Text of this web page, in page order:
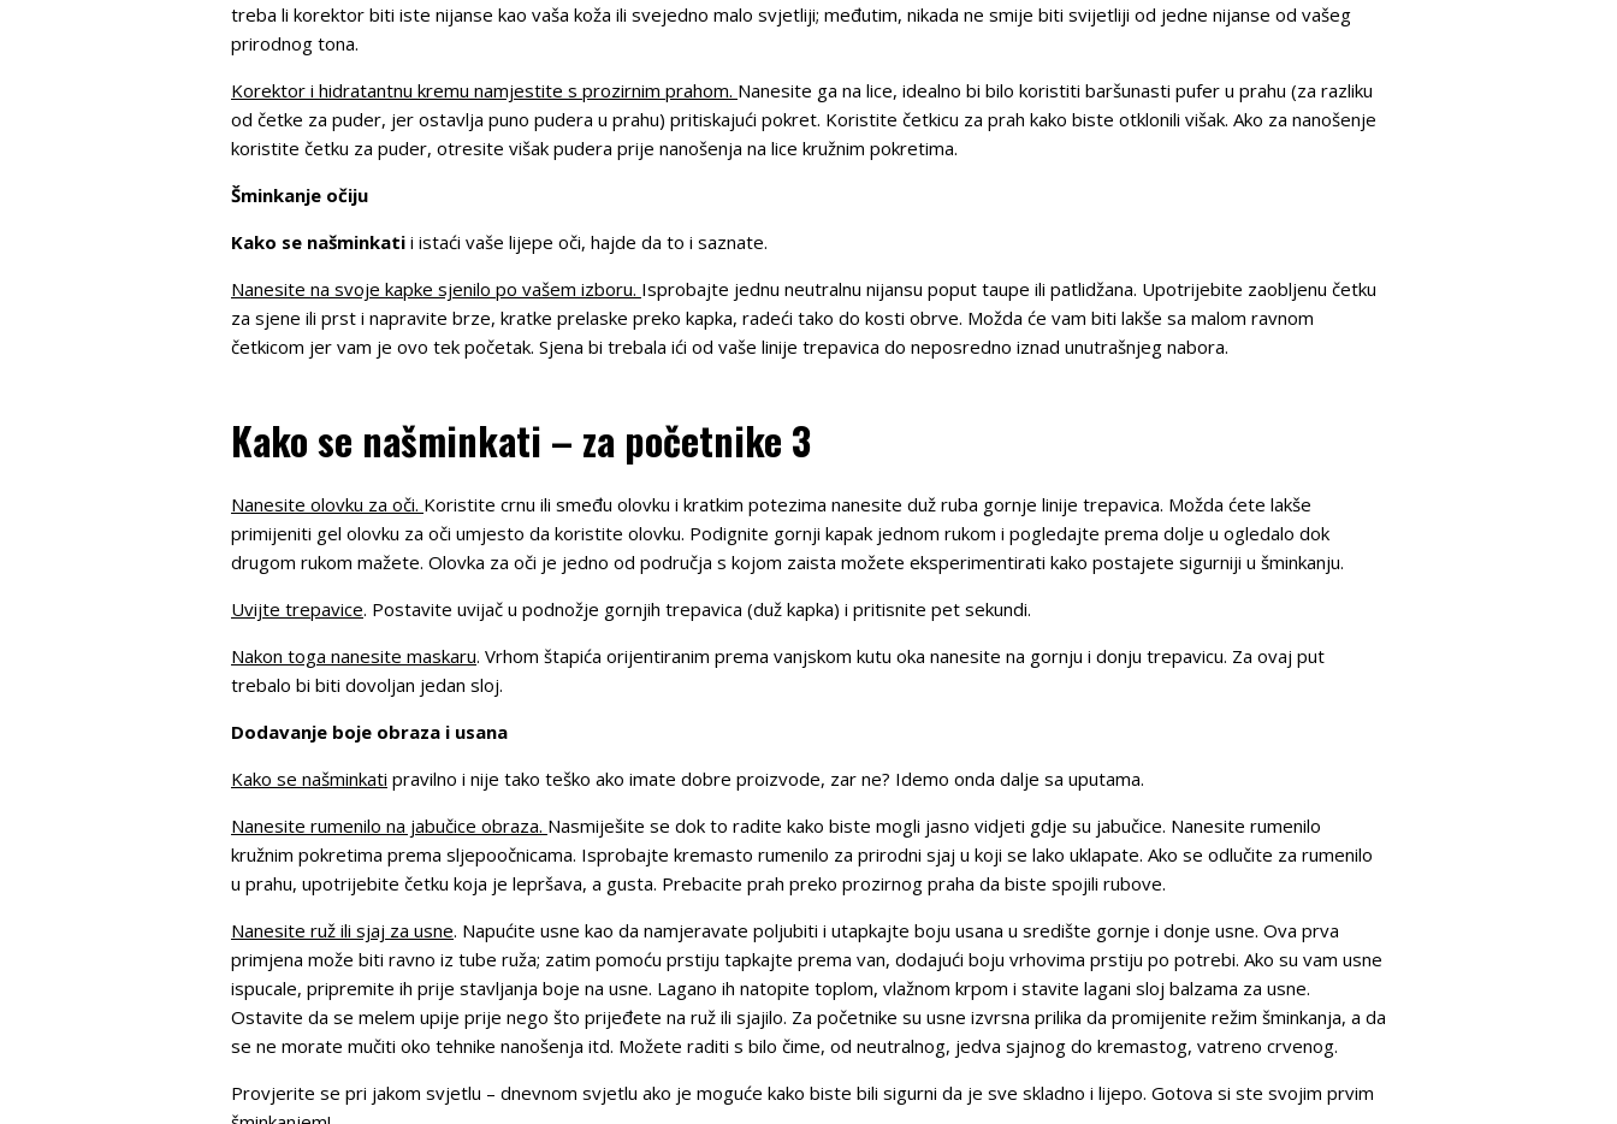
treba li korektor biti iste nijanse kao vaša koža ili svejedno malo svjetliji; međutim, nikada ne smije biti svijetliji od jedne nijanse od vašeg
prirodnog tona.
Korektor i hidratantnu kremu namjestite s prozirnim prahom. Nanesite ga na lice, idealno bi bilo koristiti baršunasti pufer u prahu (za razliku
od četke za puder, jer ostavlja puno pudera u prahu) pritiskajući pokret. Koristite četkicu za prah kako biste otklonili višak. Ako za nanošenje
koristite četku za puder, otresite višak pudera prije nanošenja na lice kružnim pokretima.
Šminkanje očiju
Kako se našminkati i istaći vaše lijepe oči, hajde da to i saznate.
Nanesite na svoje kapke sjenilo po vašem izboru. Isprobajte jednu neutralnu nijansu poput taupe ili patlidžana. Upotrijebite zaobljenu četku
za sjene ili prst i napravite brze, kratke prelaske preko kapka, radeći tako do kosti obrve. Možda će vam biti lakše sa malom ravnom
četkicom jer vam je ovo tek početak. Sjena bi trebala ići od vaše linije trepavica do neposredno iznad unutrašnjeg nabora.
Kako se našminkati – za početnike 3
Nanesite olovku za oči. Koristite crnu ili smeđu olovku i kratkim potezima nanesite duž ruba gornje linije trepavica. Možda ćete lakše
primijeniti gel olovku za oči umjesto da koristite olovku. Podignite gornji kapak jednom rukom i pogledajte prema dolje u ogledalo dok
drugom rukom mažete. Olovka za oči je jedno od područja s kojom zaista možete eksperimentirati kako postajete sigurniji u šminkanju.
Uvijte trepavice. Postavite uvijač u podnožje gornjih trepavica (duž kapka) i pritisnite pet sekundi.
Nakon toga nanesite maskaru. Vrhom štapića orijentiranim prema vanjskom kutu oka nanesite na gornju i donju trepavicu. Za ovaj put
trebalo bi biti dovoljan jedan sloj.
Dodavanje boje obraza i usana
Kako se našminkati pravilno i nije tako teško ako imate dobre proizvode, zar ne? Idemo onda dalje sa uputama.
Nanesite rumenilo na jabučice obraza. Nasmiješite se dok to radite kako biste mogli jasno vidjeti gdje su jabučice. Nanesite rumenilo
kružnim pokretima prema sljepoočnicama. Isprobajte kremasto rumenilo za prirodni sjaj u koji se lako uklapate. Ako se odlučite za rumenilo
u prahu, upotrijebite četku koja je lepršava, a gusta. Prebacite prah preko prozirnog praha da biste spojili rubove.
Nanesite ruž ili sjaj za usne. Napućite usne kao da namjeravate poljubiti i utapkajte boju usana u središte gornje i donje usne. Ova prva
primjena može biti ravno iz tube ruža; zatim pomoću prstiju tapkajte prema van, dodajući boju vrhovima prstiju po potrebi. Ako su vam usne
ispucale, pripremite ih prije stavljanja boje na usne. Lagano ih natopite toplom, vlažnom krpom i stavite lagani sloj balzama za usne.
Ostavite da se melem upije prije nego što prijeđete na ruž ili sjajilo. Za početnike su usne izvrsna prilika da promijenite režim šminkanja, a da
se ne morate mučiti oko tehnike nanošenja itd. Možete raditi s bilo čime, od neutralnog, jedva sjajnog do kremastog, vatreno crvenog.
Provjerite se pri jakom svjetlu – dnevnom svjetlu ako je moguće kako biste bili sigurni da je sve skladno i lijepo. Gotova si ste svojim prvim